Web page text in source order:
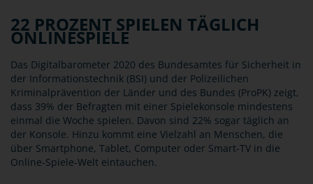
22 PROZENT SPIELEN TÄGLICH
ONLINESPIELE
Das Digitalbarometer 2020 des Bundesamtes für Sicherheit in
der Informationstechnik (BSI) und der Polizeilichen
Kriminalprävention der Länder und des Bundes (ProPK) zeigt,
dass 39% der Befragten mit einer Spielekonsole mindestens
einmal die Woche spielen. Davon sind 22% sogar täglich an
der Konsole. Hinzu kommt eine Vielzahl an Menschen, die
über Smartphone, Tablet, Computer oder Smart-TV in die
Online-Spiele-Welt eintauchen.